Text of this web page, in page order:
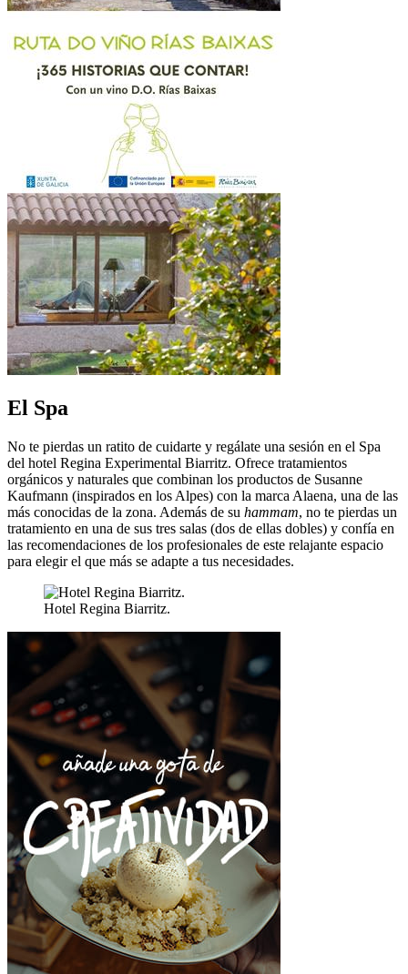
El Spa
No te pierdas un ratito de cuidarte y regálate una sesión en el Spa
del hotel Regina Experimental Biarritz. Ofrece tratamientos
orgánicos y naturales que combinan los productos de Susanne
Kaufmann (inspirados en los Alpes) con la marca Alaena, una de las
más conocidas de la zona. Además de su hammam, no te pierdas un
tratamiento en una de sus tres salas (dos de ellas dobles) y confía en
las recomendaciones de los profesionales de este relajante espacio
para elegir el que más se adapte a tus necesidades.
Hotel Regina Biarritz.